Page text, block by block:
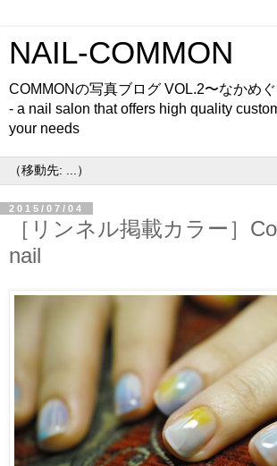
NAIL-COMMON
COMMONの写真ブログ VOL.2〜なかめ
- a nail salon that offers high quality
your needs
2015/07/04
［リンネル掲載カラー］
nail